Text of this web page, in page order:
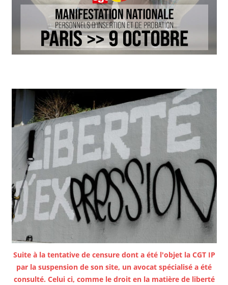
Suite à la tentative de censure dont a été l'objet la CGT IP
par la suspension de son site, un avocat spécialisé a été
consulté. Celui ci, comme le droit en la matière de liberté